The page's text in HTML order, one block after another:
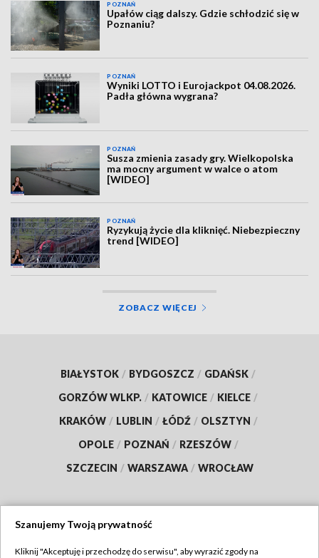
POZNAŃ
Upałów ciąg dalszy. Gdzie schłodzić się w
Poznaniu?
POZNAŃ
Wyniki LOTTO i Eurojackpot 04.08.2026.
Padła główna wygrana?
POZNAŃ
Susza zmienia zasady gry. Wielkopolska
ma mocny argument w walce o atom
[WIDEO]
POZNAŃ
Ryzykują życie dla kliknięć. Niebezpieczny
trend [WIDEO]
ZOBACZ WIĘCEJ
BIAŁYSTOK / BYDGOSZCZ / GDAŃSK /
GORZÓW WLKP. / KATOWICE / KIELCE /
KRAKÓW / LUBLIN / ŁÓDŹ / OLSZTYN /
OPOLE / POZNAŃ / RZESZÓW /
SZCZECIN / WARSZAWA / WROCŁAW
Szanujemy Twoją prywatność
Kliknij "Akceptuję i przechodzę do serwisu", aby wyrazić zgody na